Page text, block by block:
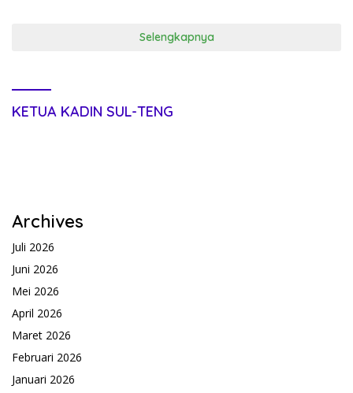
Selengkapnya
KETUA KADIN SUL-TENG
Archives
Juli 2026
Juni 2026
Mei 2026
April 2026
Maret 2026
Februari 2026
Januari 2026